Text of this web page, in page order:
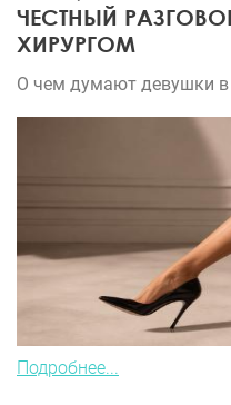
ЧЕСТНЫЙ
ХИРУРГОМ
О чем думают девушки в
Подробнее...